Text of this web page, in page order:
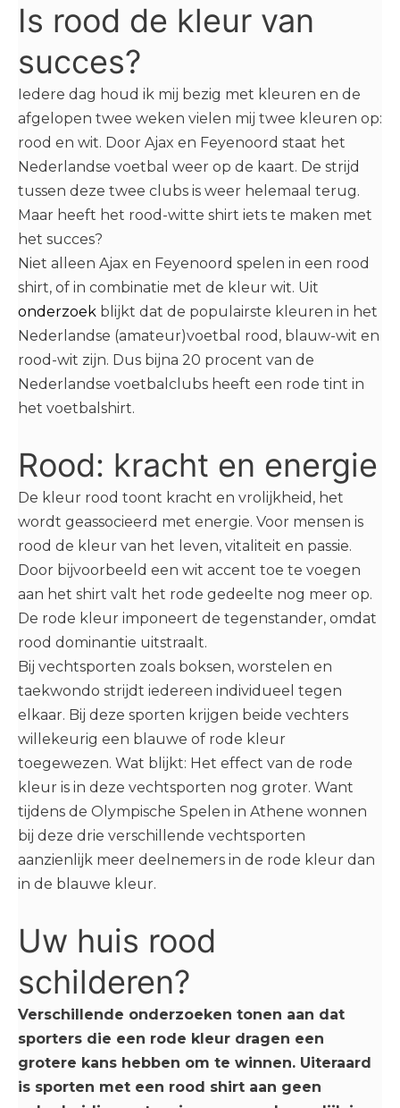
Is rood de kleur van
succes?
Iedere dag houd ik mij bezig met kleuren en de
afgelopen twee weken vielen mij twee kleuren op:
rood en wit. Door Ajax en Feyenoord staat het
Nederlandse voetbal weer op de kaart. De strijd
tussen deze twee clubs is weer helemaal terug.
Maar heeft het rood-witte shirt iets te maken met
het succes?
Niet alleen Ajax en Feyenoord spelen in een rood
shirt, of in combinatie met de kleur wit. Uit
onderzoek blijkt dat de populairste kleuren in het
Nederlandse (amateur)voetbal rood, blauw-wit en
rood-wit zijn. Dus bijna 20 procent van de
Nederlandse voetbalclubs heeft een rode tint in
het voetbalshirt.
Rood: kracht en energie
De kleur rood toont kracht en vrolijkheid, het
wordt geassocieerd met energie. Voor mensen is
rood de kleur van het leven, vitaliteit en passie.
Door bijvoorbeeld een wit accent toe te voegen
aan het shirt valt het rode gedeelte nog meer op.
De rode kleur imponeert de tegenstander, omdat
rood dominantie uitstraalt.
Bij vechtsporten zoals boksen, worstelen en
taekwondo strijdt iedereen individueel tegen
elkaar. Bij deze sporten krijgen beide vechters
willekeurig een blauwe of rode kleur
toegewezen. Wat blijkt: Het effect van de rode
kleur is in deze vechtsporten nog groter. Want
tijdens de Olympische Spelen in Athene wonnen
bij deze drie verschillende vechtsporten
aanzienlijk meer deelnemers in de rode kleur dan
in de blauwe kleur.
Uw huis rood
schilderen?
Verschillende onderzoeken tonen aan dat
sporters die een rode kleur dragen een
grotere kans hebben om te winnen. Uiteraard
is sporten met een rood shirt aan geen